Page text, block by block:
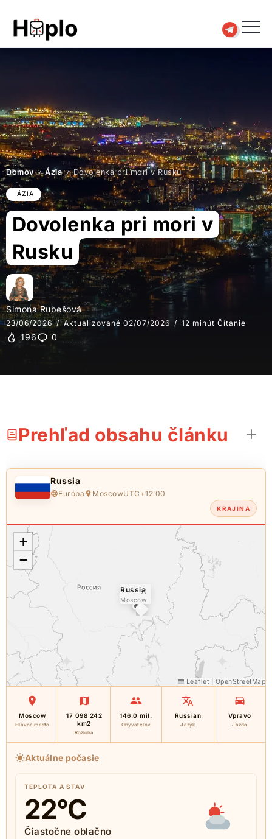
Domov / Ázia / Dovolenka pri mori v Rusku
ÁZIA
Dovolenka pri mori v
Rusku
Simona Rubešová
23/06/2026 Aktualizované 02/07/2026 12 minút Čítanie
196 0
Prehľad obsahu článku
Russia
Európa MoscowUTC+12:00
KRAJINA
Russia
Moscow
×
+
−
Leaflet OpenStreetMap
Moscow
Hlavné mesto
17 098 242
km2
Rozloha
146.0 mil.
Obyvateľov
Russian
Jazyk
Vpravo
Jazda
Aktuálne počasie
TEPLOTA A STAV
22°C
Čiastočne oblačno